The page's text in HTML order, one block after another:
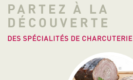
PARTEZ À LA
DÉCOUVERTE
DES SPÉCIALITÉS DE CHARCUTERIE